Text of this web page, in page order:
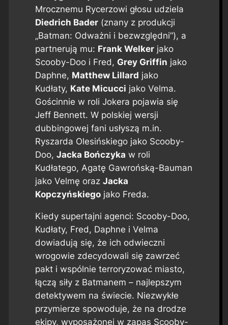
Mrocznemu Rycerzowi głosu udziela
Diedrich Bader(znany z produkcji
„Batman: Odważni i bezwzględni”), a
partnerują mu: Frank Welkerjako
Scooby-Doo i Fred, Grey Griffin jako
Daphne, Matthew Lillard jako
Kudłaty, Kate Micucci jako Velma.
Gościnnie w roli Jokera pojawia się
Jeff Bennett. W polskiej wersji
dubbingowej fani usłyszą m.in.
Ryszarda Olesińskiego jako Scooby-
Doo, Jacka Bończyka w roli
Kudłatego, Agatę Gawrońską-Bauman
jako Velmę oraz Jacka
Kopczyńskiegojako Freda.
Kiedy supertajni agenci: Scooby-Doo,
Kudłaty, Fred, Daphne i Velma
dowiadują się, że ich odwieczni
wrogowie zdecydowali się zawrzeć
pakt i wspólnie terroryzować miasto,
łączą siły z Batmanem – najlepszym
detektywem na świecie. Niezwykłe
przymierze spowoduje, że na drodze
ekipy, wyposażonej w zapas Scooby-